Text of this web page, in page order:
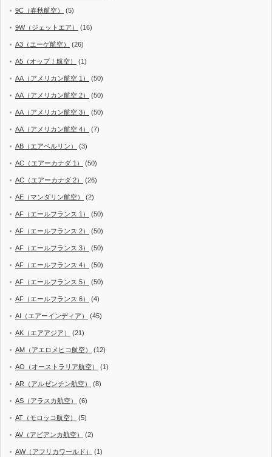
9C（春秋航空） (5)
9W（ジェットエア） (16)
A3（エーゲ航空） (26)
A5（オップ！航空） (1)
AA（アメリカン航空 1） (50)
AA（アメリカン航空 2） (50)
AA（アメリカン航空 3） (50)
AA（アメリカン航空 4） (7)
AB（エアベルリン） (3)
AC（エアーカナダ 1） (50)
AC（エアーカナダ 2） (26)
AE（マンダリン航空） (2)
AF（エールフランス 1） (50)
AF（エールフランス 2） (50)
AF（エールフランス 3） (50)
AF（エールフランス 4） (50)
AF（エールフランス 5） (50)
AF（エールフランス 6） (4)
AI（エアーインディア） (45)
AK（エアアジア） (21)
AM（アエロメヒコ航空） (12)
AO（オーストラリア航空） (1)
AR（アルゼンチン航空） (8)
AS（アラスカ航空） (6)
AT（モロッコ航空） (5)
AV（アビアンカ航空） (2)
AW（アフリカワールド） (1)